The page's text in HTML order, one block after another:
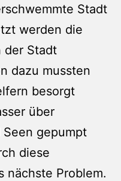
Stadt
werden die
der Stadt
dazu mussten
besorgt
über
gepumpt
diese
nächste Problem.